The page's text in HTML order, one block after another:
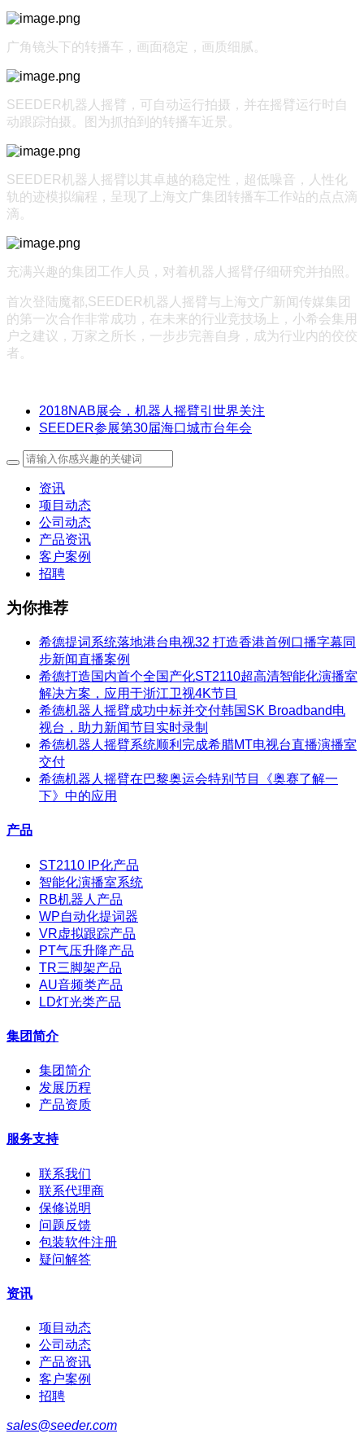
广角镜头下的转播车，画面稳定，画质细腻。
SEEDER机器人摇臂，可自动运行拍摄，并在摇臂运行时自
动跟踪拍摄。图为抓拍到的转播车近景。
SEEDER机器人摇臂以其卓越的稳定性，超低噪音，人性化
轨的迹模拟编程，呈现了上海文广集团转播车工作站的点点滴
滴。
充满兴趣的集团工作人员，对着机器人摇臂仔细研究并拍照。
首次登陆魔都,SEEDER机器人摇臂与上海文广新闻传媒集团
的第一次合作非常成功，在未来的行业竞技场上，小希会集用
户之建议，万家之所长，一步步完善自身，成为行业内的佼佼
者。
2018NAB展会，机器人摇臂引世界关注
SEEDER参展第30届海口城市台年会
资讯
项目动态
公司动态
产品资讯
客户案例
招聘
为你推荐
希德提词系统落地港台电视32 打造香港首例口播字幕同
步新闻直播案例
希德打造国内首个全国产化ST2110超高清智能化演播室
解决方案，应用于浙江卫视4K节目
希德机器人摇臂成功中标并交付韩国SK Broadband电
视台，助力新闻节目实时录制
希德机器人摇臂系统顺利完成希腊MT电视台直播演播室
交付
希德机器人摇臂在巴黎奥运会特别节目《奥赛了解一
下》中的应用
产品
ST2110 IP化产品
智能化演播室系统
RB机器人产品
WP自动化提词器
VR虚拟跟踪产品
PT气压升降产品
TR三脚架产品
AU音频类产品
LD灯光类产品
集团简介
集团简介
发展历程
产品资质
服务支持
联系我们
联系代理商
保修说明
问题反馈
包装软件注册
疑问解答
资讯
项目动态
公司动态
产品资讯
客户案例
招聘
sales@seeder.com